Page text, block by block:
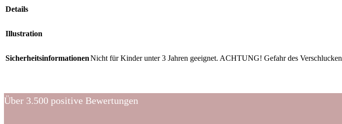
Details
Illustration
SicherheitsinformationenNicht für Kinder unter 3 Jahren geeignet. ACHTUNG! Gefahr des
Über 3.500 positive Bewertungen